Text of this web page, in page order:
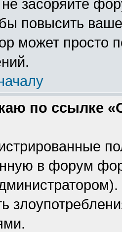
засоряйте
повысить
может просто
по ссылке
в форум